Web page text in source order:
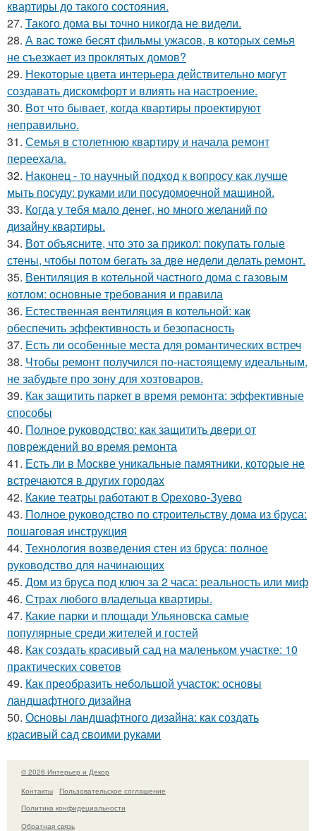
квартиры до такого состояния.
27. Такого дома вы точно никогда не видели.
28. А вас тоже бесят фильмы ужасов, в которых семья
не съезжает из проклятых домов?
29. Некоторые цвета интерьера действительно могут
создавать дискомфорт и влиять на настроение.
30. Вот что бывает, когда квартиры проектируют
неправильно.
31. Семья в столетнюю квартиру и начала ремонт
переехала.
32. Наконец - то научный подход к вопросу как лучше
мыть посуду: руками или посудомоечной машиной.
33. Когда у тебя мало денег, но много желаний по
дизайну квартиры.
34. Вот объясните, что это за прикол: покупать голые
стены, чтобы потом бегать за две недели делать ремонт.
35. Вентиляция в котельной частного дома с газовым
котлом: основные требования и правила
36. Естественная вентиляция в котельной: как
обеспечить эффективность и безопасность
37. Есть ли особенные места для романтических встреч
38. Чтобы ремонт получился по-настоящему идеальным,
не забудьте про зону для хозтоваров.
39. Как защитить паркет в время ремонта: эффективные
способы
40. Полное руководство: как защитить двери от
повреждений во время ремонта
41. Есть ли в Москве уникальные памятники, которые не
встречаются в других городах
42. Какие театры работают в Орехово-Зуево
43. Полное руководство по строительству дома из бруса:
пошаговая инструкция
44. Технология возведения стен из бруса: полное
руководство для начинающих
45. Дом из бруса под ключ за 2 часа: реальность или миф
46. Страх любого владельца квартиры.
47. Какие парки и площади Ульяновска самые
популярные среди жителей и гостей
48. Как создать красивый сад на маленьком участке: 10
практических советов
49. Как преобразить небольшой участок: основы
ландшафтного дизайна
50. Основы ландшафтного дизайна: как создать
красивый сад своими руками
© 2026 Интерьер и Декор
Контакты
Пользовательское соглашение
Политика конфидециальности
Обратная связь